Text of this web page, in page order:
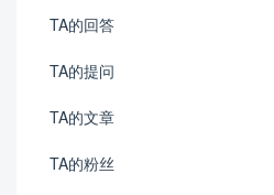
TA的回答
TA的提问
TA的文章
TA的粉丝